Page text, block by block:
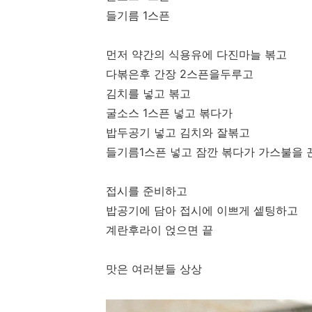
들기름 1스픈
먼저 약간의 식용유에 다진마늘 볶고
다볶은후 간장 2스픈을두루고
김치를 넣고 볶고
굴소스 1스픈 넣고 볶다가
밥두공기 넣고 김치와 잘볶고
들기름1스픈 넣고 잠깐 볶다가 가스불을
접시를 준비하고
밥공기에 담아 접시에 이쁘게 셑팅하고
계란후라이 얹으면 끝
맛은 여러분들 상상